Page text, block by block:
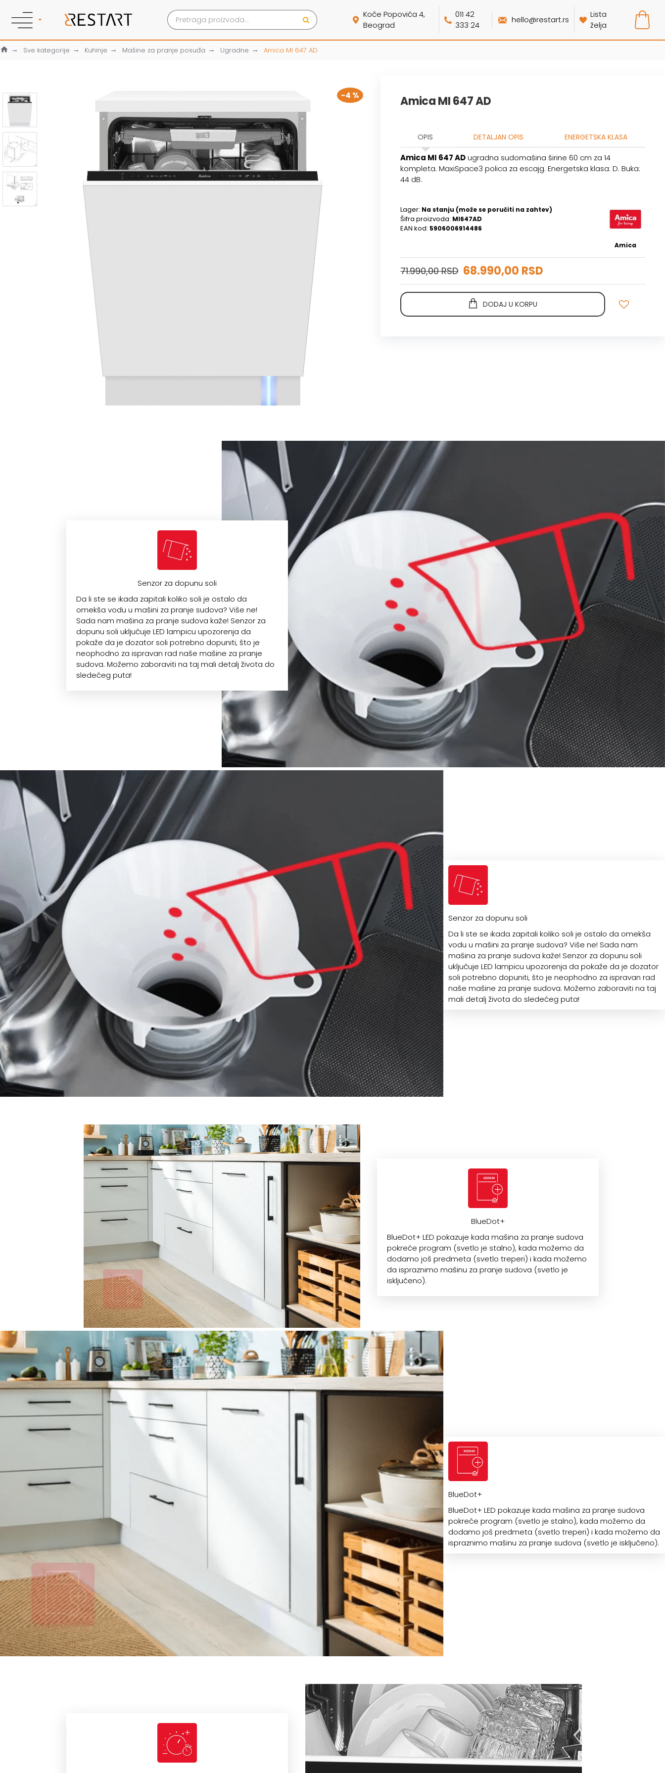
Koče Popovića 4,
Beograd
011 42
333 24
hello@restart.rs
Lista
želja
Sve kategorije Kuhinje Mašine za pranje posuđa Ugradne Amica MI 647 AD
-4 % Amica MI 647 AD
OPIS DETALJAN OPIS ENERGETSKA KLASA
Amica MI 647 ADugradna sudomašina širine 60 cm za 14
kompleta. MaxiSpace3 polica za escajg. Energetska klasa: D. Buka:
44 dB.
Lager: Na stanju (može se poručiti na zahtev)
Šifra proizvoda: MI647AD
EAN kod: 5906006914486
Amica
68.990,00 RSD
71.990,00 RSD
DODAJ U KORPU
Senzor za dopunu soli
Da li ste se ikada zapitali koliko soli je ostalo da
omekša vodu u mašini za pranje sudova? Više ne!
Sada nam mašina za pranje sudova kaže! Senzor za
dopunu soli uključuje LED lampicu upozorenja da
pokaže da je dozator soli potrebno dopuniti, što je
neophodno za ispravan rad naše mašine za pranje
sudova. Možemo zaboraviti na taj mali detalj života do
sledećeg puta!
Senzor za dopunu soli
Da li ste se ikada zapitali koliko soli je ostalo da omekša
vodu u mašini za pranje sudova? Više ne! Sada nam
mašina za pranje sudova kaže! Senzor za dopunu soli
uključuje LED lampicu upozorenja da pokaže da je dozator
soli potrebno dopuniti, što je neophodno za ispravan rad
naše mašine za pranje sudova. Možemo zaboraviti na taj
mali detalj života do sledećeg puta!
BlueDot+
BlueDot+ LED pokazuje kada mašina za pranje sudova
pokreće program (svetlo je stalno), kada možemo da
dodamo još predmeta (svetlo treperi) i kada možemo
da ispraznimo mašinu za pranje sudova (svetlo je
isključeno).
BlueDot+
BlueDot+ LED pokazuje kada mašina za pranje sudova
pokreće program (svetlo je stalno), kada možemo da
dodamo još predmeta (svetlo treperi) i kada možemo da
ispraznimo mašinu za pranje sudova (svetlo je isključeno).